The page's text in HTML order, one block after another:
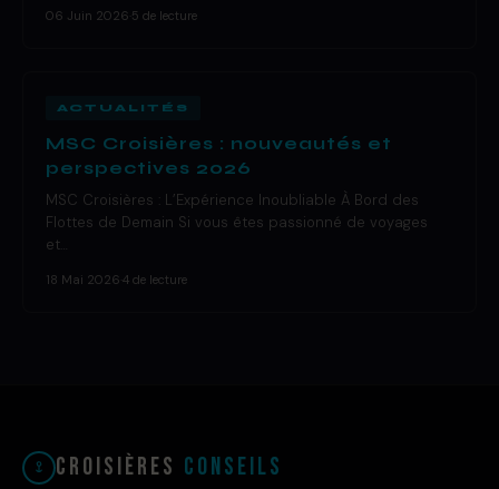
06 Juin 2026 5 de lecture
ACTUALITÉS
MSC Croisières : nouveautés et
perspectives 2026
MSC Croisières : L’Expérience Inoubliable À Bord des
Flottes de Demain Si vous êtes passionné de voyages
et…
18 Mai 2026 4 de lecture
Croisières Conseils